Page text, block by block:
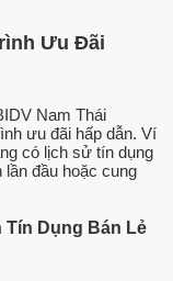
Ưu Đãi
Nam Thái
ưu đãi hấp dẫn. Ví
có lịch sử tín dụng
đầu hoặc cung
Tín Dụng Bán Lẻ